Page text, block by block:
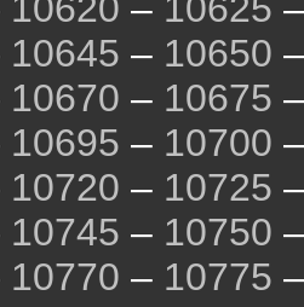
10620 – 10625
10645 – 10650
10670 – 10675
10695 – 10700
10720 – 10725
10745 – 10750
10770 – 10775